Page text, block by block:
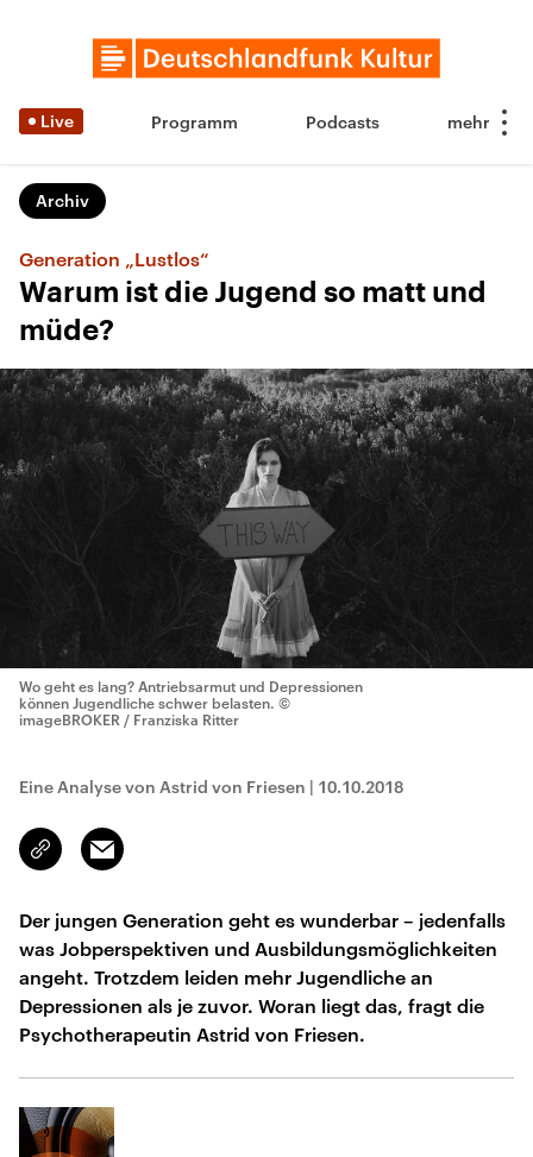
Live Programm Podcasts
Archiv
Generation „Lustlos“
Warum ist die Jugend so matt und
müde?
Wo geht es lang? Antriebsarmut und Depressionen
können Jugendliche schwer belasten. ©
imageBROKER / Franziska Ritter
Eine Analyse von Astrid von Friesen | 10.10.2018
Link
kopieren/teilen
Email
Der jungen Generation geht es wunderbar – jedenfalls
was Jobperspektiven und Ausbildungsmöglichkeiten
angeht. Trotzdem leiden mehr Jugendliche an
Depressionen als je zuvor. Woran liegt das, fragt die
Psychotherapeutin Astrid von Friesen.